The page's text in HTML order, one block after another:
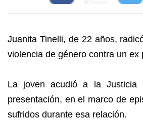
Juanita Tinelli, de 22 años,
violencia de género contra un ex
La joven acudió a la Justicia
presentación, en el marco de
sufridos durante esa relación.